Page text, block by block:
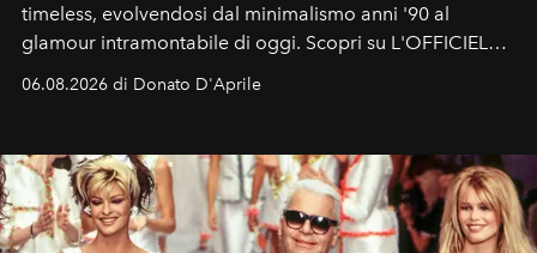
timeless, evolvendosi dal minimalismo anni '90 al
glamour intramontabile di oggi. Scopri su L'OFFICIEL
06.08.2026 di Donato D'Aprile